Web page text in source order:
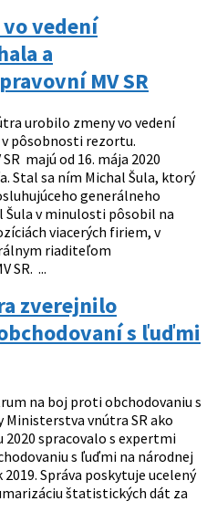
vedení
a
MV SR
urobilo zmeny vo vedení
v pôsobnosti rezortu.
majú od 16. mája 2020
Stal sa ním Michal Šula, ktorý
generálneho
v minulosti pôsobil na
viacerých firiem, v
riaditeľom
SR. ...
zverejnilo
s ľuďmi
na boj proti obchodovaniu s
vnútra SR ako
2020 spracovalo s expertmi
s ľuďmi na národnej
Správa poskytuje ucelený
štatistických dát za